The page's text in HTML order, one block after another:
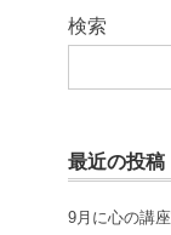
検索
最近の投稿
9月に心の講